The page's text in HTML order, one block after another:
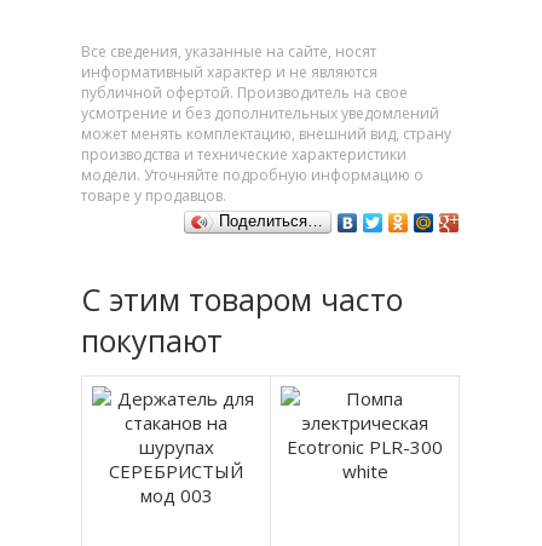
Все сведения, указанные на сайте, носят
информативный характер и не являются
публичной офертой. Производитель на свое
усмотрение и без дополнительных уведомлений
может менять комплектацию, внешний вид, страну
производства и технические характеристики
модели. Уточняйте подробную информацию о
товаре у продавцов.
Поделиться…
С этим товаром часто
покупают